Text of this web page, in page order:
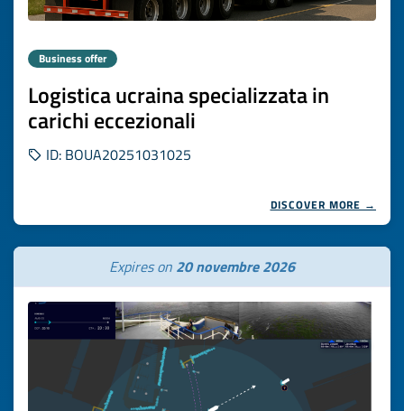
Business offer
Logistica ucraina specializzata in
carichi eccezionali
ID: BOUA20251031025
DISCOVER MORE →
Expires on 20 novembre 2026